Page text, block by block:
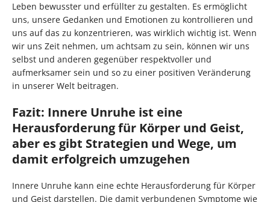
Leben bewusster und erfüllter zu gestalten. Es ermöglicht
uns, unsere Gedanken und Emotionen zu kontrollieren und
uns auf das zu konzentrieren, was wirklich wichtig ist. Wenn
wir uns Zeit nehmen, um achtsam zu sein, können wir uns
selbst und anderen gegenüber respektvoller und
aufmerksamer sein und so zu einer positiven Veränderung
in unserer Welt beitragen.
Fazit: Innere Unruhe ist eine
Herausforderung für Körper und Geist,
aber es gibt Strategien und Wege, um
damit erfolgreich umzugehen
Innere Unruhe kann eine echte Herausforderung für Körper
und Geist darstellen. Die damit verbundenen Symptome wie